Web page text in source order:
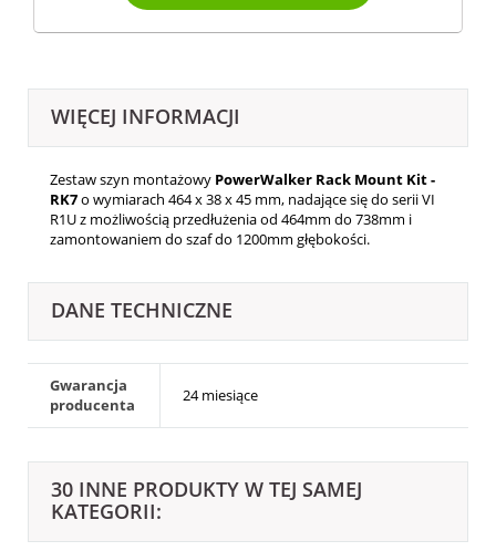
WIĘCEJ INFORMACJI
Zestaw szyn montażowy PowerWalker Rack Mount Kit -
RK7o wymiarach 464 x 38 x 45 mm, nadające się do seriiVI
R1Uz możliwością przedłużenia od 464mm do 738mm i
zamontowaniem do szaf do 1200mm głębokości.
DANE TECHNICZNE
Gwarancja
producenta
24 miesiące
30 INNE PRODUKTY W TEJ SAMEJ
KATEGORII: